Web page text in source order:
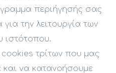
περιήγησής σας
την λειτουργία των
ιστότοπου.
τρίτων που μας
να κατανοήσουμε